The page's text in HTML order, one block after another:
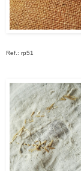
Ref.: rp51